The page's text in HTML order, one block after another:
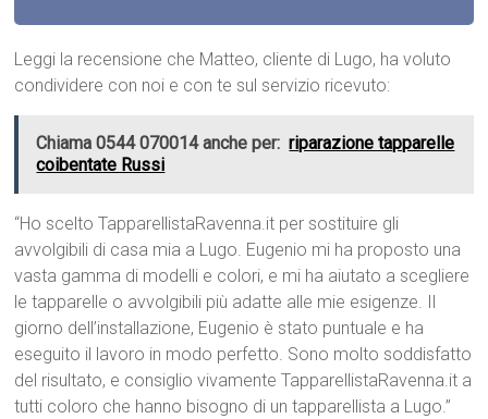
Leggi la recensione che Matteo, cliente di Lugo, ha voluto
condividere con noi e con te sul servizio ricevuto:
Chiama 0544 070014 anche per: riparazione tapparelle
coibentate Russi
“Ho scelto TapparellistaRavenna.it per sostituire gli
avvolgibili di casa mia a Lugo. Eugenio mi ha proposto una
vasta gamma di modelli e colori, e mi ha aiutato a scegliere
le tapparelle o avvolgibili più adatte alle mie esigenze. Il
giorno dell’installazione, Eugenio è stato puntuale e ha
eseguito il lavoro in modo perfetto. Sono molto soddisfatto
del risultato, e consiglio vivamente TapparellistaRavenna.it a
tutti coloro che hanno bisogno di un tapparellista a Lugo.”